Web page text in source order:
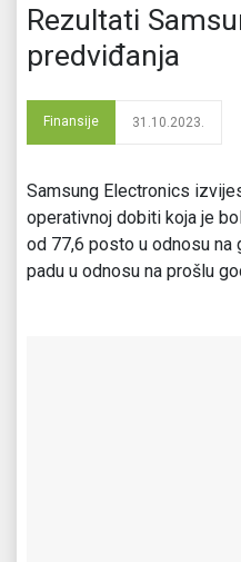
Rezultati
predviđanja
Finansije 31.10.2023.
Samsung Electronics
operativnoj dobiti koja je
od 77,6 posto u odnosu na
padu u odnosu na prošlu